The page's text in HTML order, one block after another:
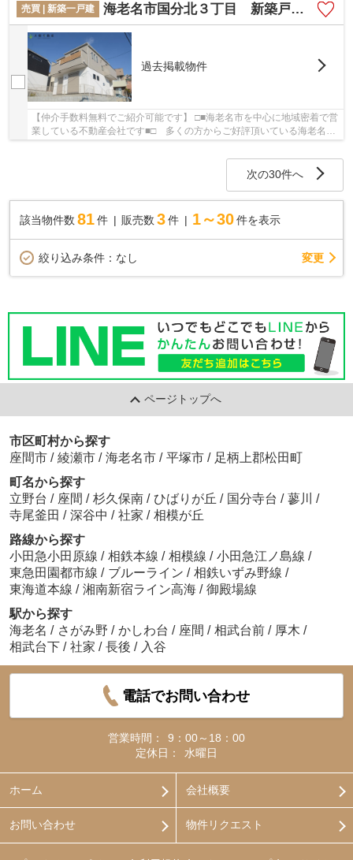
売買 | 新築一戸建
海老名市国分北３丁目 新築戸建て 全１棟 【仲介手数料無料】
過去掲載物件
【仲介手数料無料でご紹介可能です】 □■海老名市を中心に地域密着で営
業している不動産会社です■□ 多くの方からご好評頂いている海老名市
次の30件へ
該当物件数 81件 販売数 3 件 1～30 件を表示
絞り込み条件： なし 変更
ページトップへ
市区町村から探す
座間市 / 綾瀬市 / 海老名市 / 平塚市 / 足柄上郡松田町
町名から探す
立野台 / 座間 / 杉久保南 / ひばりが丘 / 国分寺台 / 蓼川 /
寺尾釜田 / 深谷中 / 社家 / 相模が丘
路線から探す
小田急小田原線 / 相鉄本線 / 相模線 / 小田急江ノ島線 /
東急田園都市線 / ブルーライン / 相鉄いずみ野線 /
東海道本線 / 湘南新宿ライン高海 / 御殿場線
駅から探す
海老名 / さがみ野 / かしわ台 / 座間 / 相武台前 / 厚木 /
相武台下 / 社家 / 長後 / 入谷
電話でお問い合わせ
営業時間：
9：00～18：00
定休日：
水曜日
ホーム 会社概要
お問い合わせ 物件リクエスト